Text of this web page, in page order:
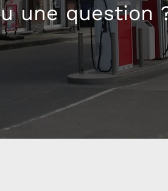
une question